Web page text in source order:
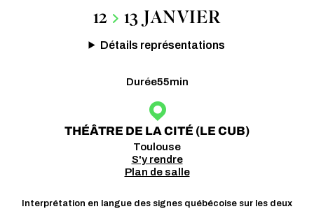
12 13 JANVIER
Détails représentations
Durée55min
THÉÂTRE DE LA CITÉ (LE CUB)
Toulouse
S'y rendre
Plan de salle
Interprétation en langue des signes québécoise sur les deux